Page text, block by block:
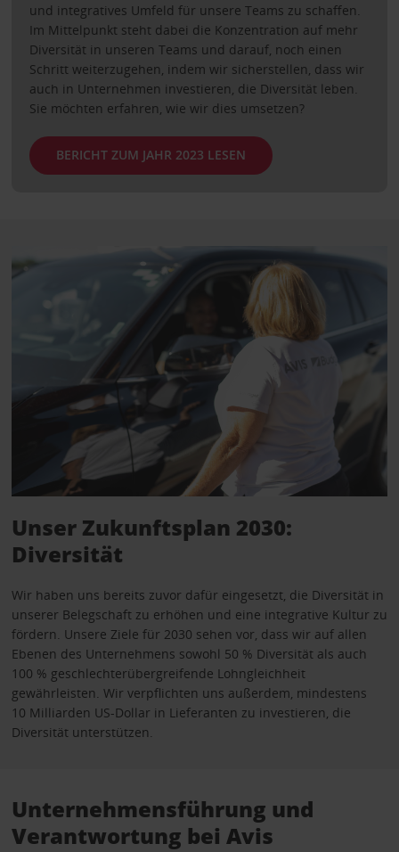
und integratives Umfeld für unsere Teams zu schaffen.
Im Mittelpunkt steht dabei die Konzentration auf mehr
Diversität in unseren Teams und darauf, noch einen
Schritt weiterzugehen, indem wir sicherstellen, dass wir
auch in Unternehmen investieren, die Diversität leben.
Sie möchten erfahren, wie wir dies umsetzen?
BERICHT ZUM JAHR 2023 LESEN
Unser Zukunftsplan 2030:
Diversität
Wir haben uns bereits zuvor dafür eingesetzt, die Diversität in
unserer Belegschaft zu erhöhen und eine integrative Kultur zu
fördern. Unsere Ziele für 2030 sehen vor, dass wir auf allen
Ebenen des Unternehmens sowohl 50 % Diversität als auch
100 % geschlechterübergreifende Lohngleichheit
gewährleisten. Wir verpflichten uns außerdem, mindestens
10 Milliarden US-Dollar in Lieferanten zu investieren, die
Diversität unterstützen.
Unternehmensführung und
Verantwortung bei Avis